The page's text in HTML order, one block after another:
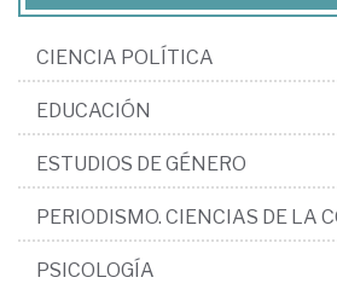
CIENCIA POLÍTICA
EDUCACIÓN
ESTUDIOS DE GÉNERO
PERIODISMO. CIENCIAS DE LA
PSICOLOGÍA